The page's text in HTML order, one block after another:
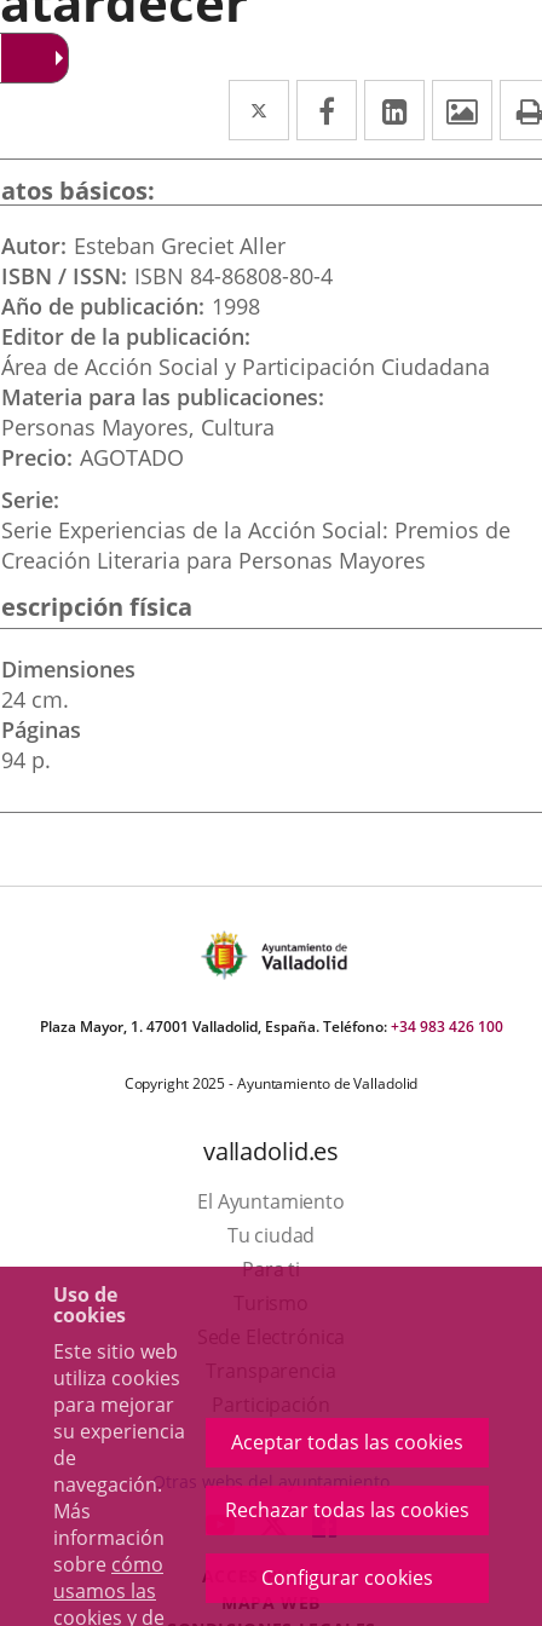
Uso de
cookies
Este sitio web
utiliza cookies
para mejorar
su experiencia
de
navegación.
Más
información
sobre cómo
usamos las
cookies y de
Aceptar todas las cookies
Rechazar todas las cookies
Configurar cookies
Twitter
Enlace
a
externa.
Facebook
Enlace
a
LinkedIn
Enlace
a
básicos
Autor Esteban Greciet Aller
ISBN / ISSN ISBN 84-86808-80-4
Año de publicación 1998
Editor de la publicación
Área de Acción Social y Participación Ciudadana
Materia para las publicaciones
Personas Mayores Cultura
Precio AGOTADO
Serie
Serie Experiencias de la Acción Social: Premios de
Creación Literaria para Personas Mayores
física
Dimensiones
24 cm.
Páginas
94 p.
Plaza Mayor, 1. 47001 Valladolid, España. Teléfono:+34 983 426 100
Copyright 2025 - Ayuntamiento de Valladolid
valladolid.es
El Ayuntamiento
Tu ciudad
Para ti
en
una
ventana
nueva.
aplicación
externa.
Otras webs del ayuntamiento
ENLACE
A
UNA
APLICACIÓN
ENLACE
A
UNA
APLICACIÓN
ENLACE
A
UNA
ACCESIBILIDAD
MAPA WEB